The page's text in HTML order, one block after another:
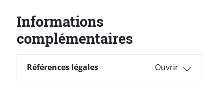
Informations
complémentaires
Références légales
Références légales